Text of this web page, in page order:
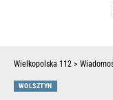
sukcesów w
Wielkopolska 112 >
WOLSZTYN